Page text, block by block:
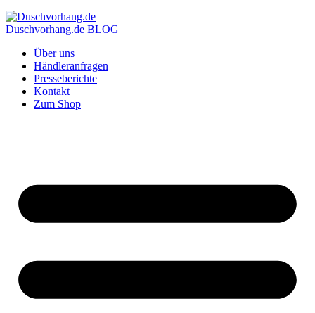
Duschvorhang.de BLOG
Über uns
Händleranfragen
Presseberichte
Kontakt
Zum Shop